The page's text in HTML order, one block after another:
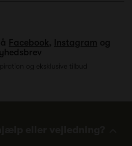
Facebook, Instagram og
og eksklusive tilbud